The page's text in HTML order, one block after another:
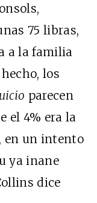
75 libras,
a la familia
los
parecen
el 4% era la
en un intento
ya inane
dice